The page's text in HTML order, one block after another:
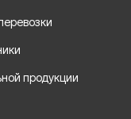
продукции